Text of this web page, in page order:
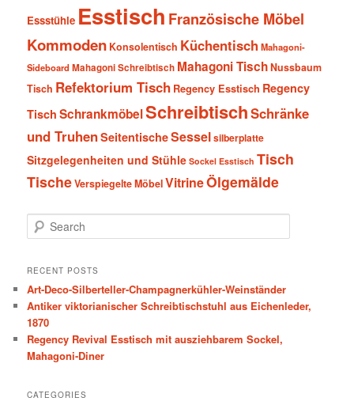
Essstühle Esstisch Französische Möbel
Kommoden Konsolentisch Küchentisch Mahagoni-
SideboardMahagoni Schreibtisch Mahagoni TischNussbaum
Tisch Refektorium Tisch Regency Esstisch Regency
Tisch SchrankmöbelSchreibtischSchränke
und TruhenSeitentischeSesselsilberplatte
Sitzgelegenheiten und Stühle Sockel Esstisch Tisch
TischeVerspiegelte MöbelVitrineÖlgemälde
e
r
h
RECENT POSTS
Art-Deco-Silberteller-Champagnerkühler-Weinständer
Antiker viktorianischer Schreibtischstuhl aus Eichenleder,
1870
Regency Revival Esstisch mit ausziehbarem Sockel,
Mahagoni-Diner
CATEGORIES